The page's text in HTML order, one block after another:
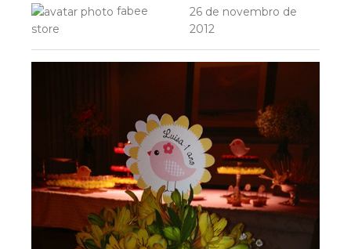
fabee
store
26 de novembro de
2012